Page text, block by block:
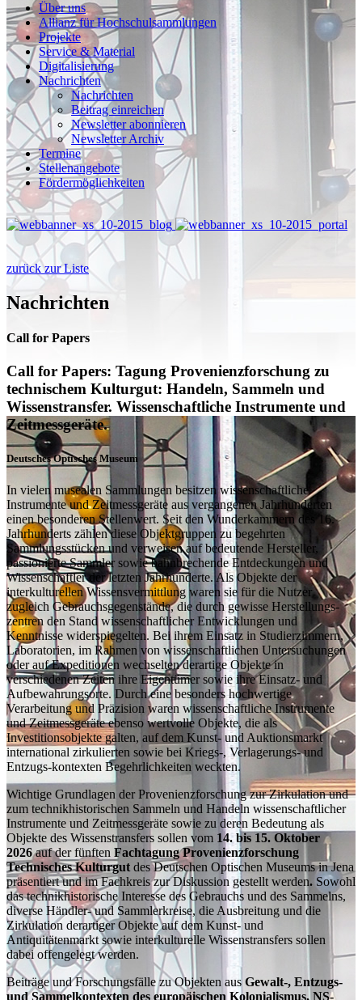
Über uns
Allianz für Hochschulsammlungen
Projekte
Service & Material
Digitalisierung
Nachrichten
Nachrichten
Beitrag einreichen
Newsletter abonnieren
Newsletter Archiv
Termine
Stellenangebote
Fördermöglichkeiten
zurück zur Liste
Nachrichten
Call for Papers
Call for Papers: Tagung Provenienzforschung zu
technischem Kulturgut: Handeln, Sammeln und
Wissenstransfer. Wissenschaftliche Instrumente und
Zeitmessgeräte.
Deutsches Optisches Museum
In vielen musealen Sammlungen besitzen wissenschaftliche
Instrumente und Zeitmessgeräte aus vergangenen Jahrhunderten
einen besonderen Stellenwert. Seit den Wunderkammern des 16.
Jahrhunderts zählen diese Objektgruppen zu begehrten
Sammlungsstücken und verweisen auf bedeutende Hersteller,
passionierte Sammler sowie bahnbrechende Entdeckungen und
Wissenschaftler der letzten Jahrhunderte. Als Objekte der
interkulturellen Wissensvermittlung waren sie für die Nutzer
zugleich Gebrauchsgegenstände, die durch gewisse Herstellungs-
zentren den Stand wissenschaftlicher Entwicklungen und
Kenntnisse widerspiegelten. Bei ihrem Einsatz in Studierzimmern,
Laboratorien, im Rahmen von wissenschaftlichen Untersuchungen
oder auf Expeditionen wechselten derartige Objekte in
verschiedenen Zeiten ihre Eigentümer sowie ihre Einsatz- und
Aufbewahrungsorte. Durch eine besonders hochwertige
Verarbeitung und Präzision waren wissenschaftliche Instrumente
und Zeitmessgeräte ebenso wertvolle Objekte, die als
Investitionsobjekte galten, auf dem Kunst- und Auktionsmarkt
international zirkulierten sowie bei Kriegs-, Verlagerungs- und
Entzugs-kontexten Begehrlichkeiten weckten.
Wichtige Grundlagen der Provenienzforschung zur Zirkulation und
zum technikhistorischen Sammeln und Handeln wissenschaftlicher
Instrumente und Zeitmessgeräte sowie zu deren Bedeutung als
Objekte des Wissenstransfers sollen vom 14. bis 15. Oktober
2026auf der fünften Fachtagung Provenienzforschung
Technisches Kulturgut des Deutschen Optischen Museums in Jena
präsentiert und im Fachkreis zur Diskussion gestellt werden. Sowohl
das technikhistorische Interesse des Gebrauchs und des Sammelns,
diverse Händler- und Sammlerkreise, die Ausbreitung und die
Zirkulation derartiger Objekte auf dem Kunst- und
Antiquitätenmarkt sowie interkulturelle Wissenstransfers sollen
dabei offengelegt werden.
Beiträge und Forschungsfälle zu Objekten aus Gewalt-, Entzugs-
und Sammelkontexten des europäischen Kolonialismus, NS-